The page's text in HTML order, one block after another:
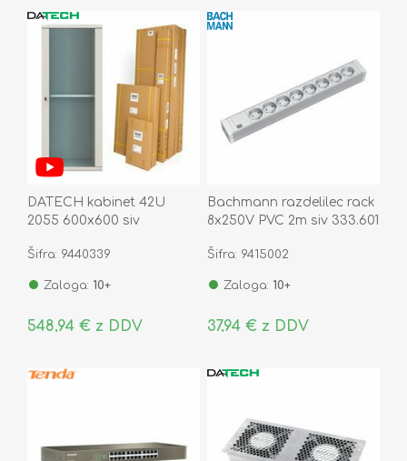
DATECH kabinet 42U
2055 600x600 siv
Šifra: 9440339
Zaloga: 10+
548,94 € z DDV
Bachmann razdelilec rack
8x250V PVC 2m siv 333.601
Šifra: 9415002
Zaloga: 10+
37,94 € z DDV